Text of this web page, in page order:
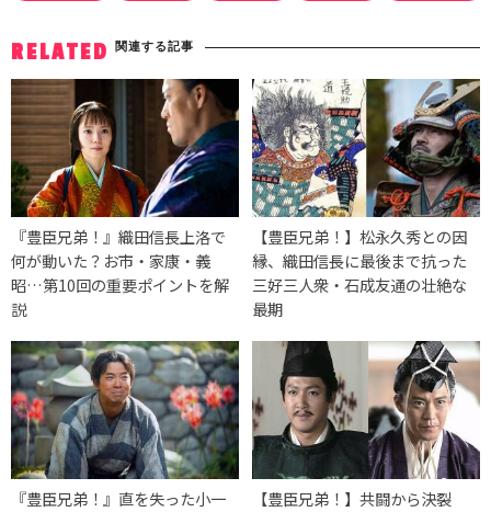
RELATED 関連する記事
『豊臣兄弟！』織田信長上洛で
何が動いた？お市・家康・義
昭…第10回の重要ポイントを解
説
【豊臣兄弟！】松永久秀との因
縁、織田信長に最後まで抗った
三好三人衆・石成友通の壮絶な
最期
『豊臣兄弟！』直を失った小一
【豊臣兄弟！】共闘から決裂